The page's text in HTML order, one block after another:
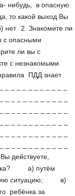
нибудь, в опасную
то какой выход Вы
2. Знакомите ли
с опасными
ли вы с
с незнакомыми
ПДД знает
_ _ _ _ _ _ _ _ _ _ _
действуете,
а) путём
ситуацию; в)
ребёнка за